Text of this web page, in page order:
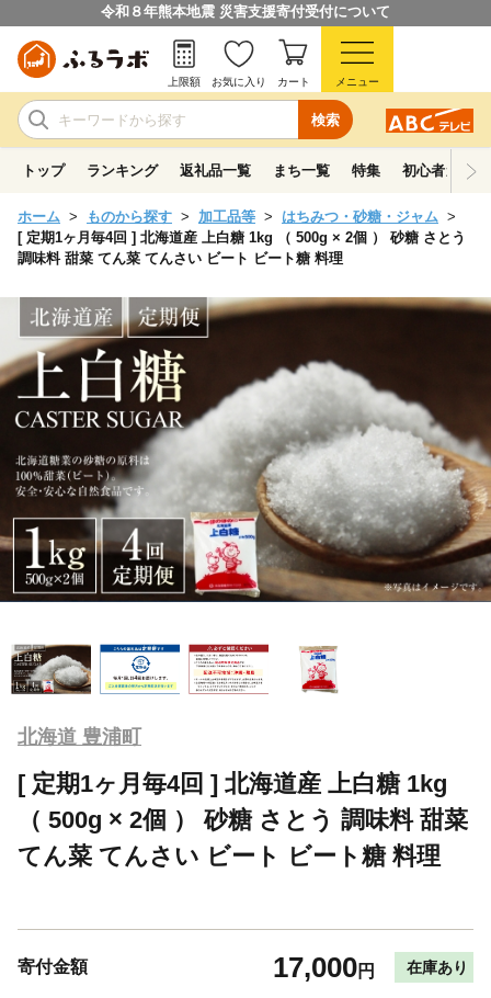
令和８年熊本地震 災害支援寄付受付について
検索
上限額 お気に入り カート メニュー
トップ ランキング 返礼品一覧 まち一覧 特集 初心者ガイド
ホーム ものから探す 加工品等
はちみつ・砂糖・ジャム
[ 定期1ヶ月毎4回 ] 北海道産 上白糖 1kg （ 500g × 2個 ） 砂糖 さとう
調味料 甜菜 てん菜 てんさい ビート ビート糖 料理
北海道 豊浦町
[ 定期1ヶ月毎4回 ] 北海道産 上白糖 1kg
（ 500g × 2個 ） 砂糖 さとう 調味料 甜菜
てん菜 てんさい ビート ビート糖 料理
寄付金額 17,000円 在庫あり